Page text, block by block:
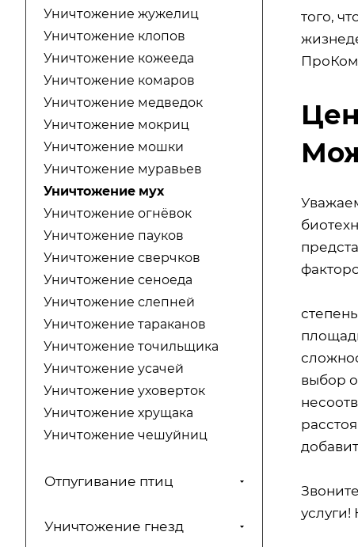
того,
выбор
услуги!
Уничтожение жужелиц
Уничтожение клопов
Уничтожение кожееда
Уничтожение комаров
Уничтожение медведок
Уничтожение мокриц
Уничтожение мошки
Уничтожение муравьев
Уничтожение мух
Уничтожение огнёвок
Уничтожение пауков
Уничтожение сверчков
Уничтожение сеноеда
Уничтожение слепней
Уничтожение тараканов
Уничтожение точильщика
Уничтожение усачей
Уничтожение уховерток
Уничтожение хрущака
Уничтожение чешуйниц
Отпугивание птиц
Уничтожение гнезд